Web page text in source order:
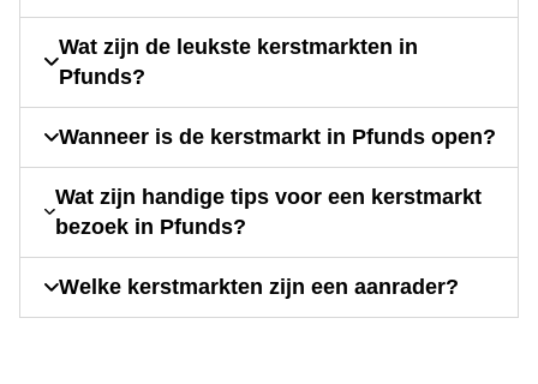
Wat zijn de leukste kerstmarkten in
Pfunds?
Wanneer is de kerstmarkt in Pfunds open?
Wat zijn handige tips voor een kerstmarkt
bezoek in Pfunds?
Welke kerstmarkten zijn een aanrader?